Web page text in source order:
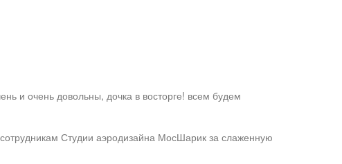
и очень довольны, дочка в восторге! всем будем
Студии аэродизайна МосШарик за слаженную